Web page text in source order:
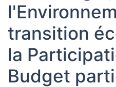
transition
la
Budget